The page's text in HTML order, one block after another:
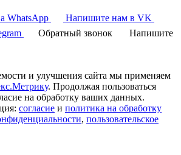
WhatsApp
Напишите нам в VK
Обратный звонок
Напишите
и улучшения сайта мы применяем
. Продолжая пользоваться
на обработку ваших данных.
согласие и политика на обработку
, пользовательское